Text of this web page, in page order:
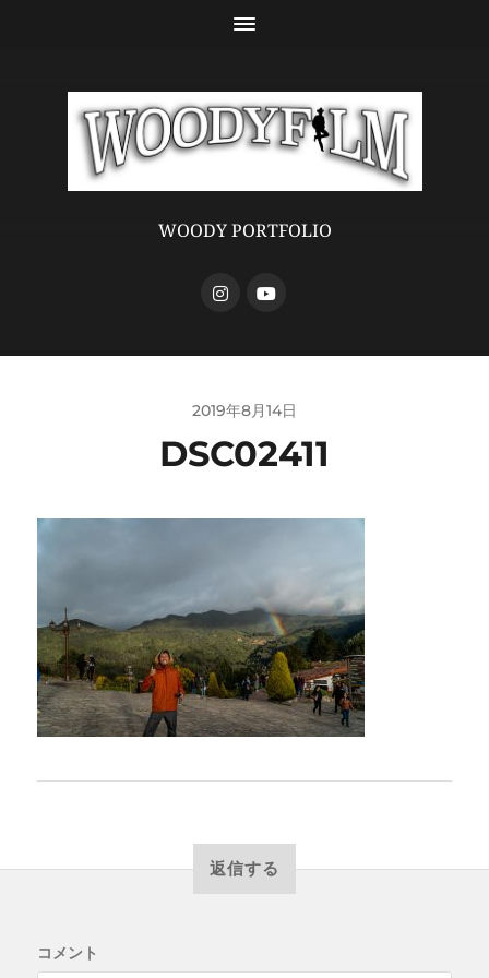
WOODY PORTFOLIO
2019年8月14日
DSC02411
返信する
コメント